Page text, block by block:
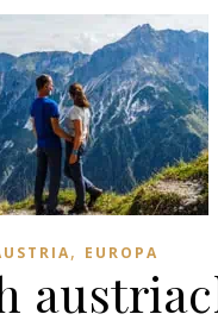
, EUROPA